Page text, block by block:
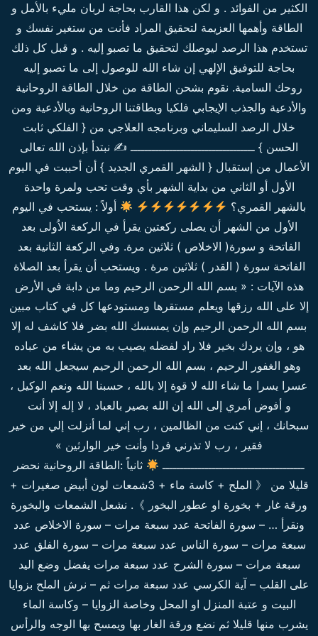
الكثير من الفوائد . و لكن هذا القارب بحاجة لربان مليء بالأمل و
الطاقة وأهمها العزيمة لتحقيق المراد فأنت من ستغير نفسك و
تستخدم هذا الرصد ليوصلك لتحقيق ما تصبو إليه . و قبل كل ذلك
بحاجة للتوفيق الإلهي إن شاء الله للوصول إلى ما تصبو إليه
روحك السامية. نقوم بشحن الطاقة من خلال الطاقة الروحانية
والأدعية والجذب الإيجابي فلكيا وبطاقتنا الروحانية وبالأدعية ومن
خلال الرصد السليماني وبرنامجه العلاجي من { الفلكي ثابت
الحسن } ـــــــــــــــــــــــــــــــــــ ✍ نبتدأ بإذن الله تعالى
الأعمال من إستقبال { الشهر القمري الجديد } أن أحببت في اليوم
الأول أو الثاني من بداية الشهر بأي وقت تحب ولمرة واحدة
بالشهر القمري؟
أولاً : يستحب في اليوم
الأول من الشهر أن يصلى ركعتين يقرأ في الركعة الاُولى بعد
الفاتحة و سورة( الاخلاص ) ثلاثين مرة. وفي الركعة الثانية بعد
الفاتحة سورة ( القدر ) ثلاثين مرة . ويستحب أن يقرأ بعد الصلاة
هذه الآيات : « بسم الله الرحمن الرحيم وما من دابة في الأرض
إلا على الله رزقها ويعلم مستقرها ومستودعها كل في كتاب مبين
بسم الله الرحمن الرحيم وإن يمسسك الله بضر فلا كاشف له إلا
هو ، وإن يردك بخير فلا راد لفضله يصيب به من يشاء من عباده
وهو الغفور الرحيم ، بسم الله الرحمن الرحيم سيجعل الله بعد
عسرا يسرا ما شاء الله لا قوة إلا بالله ، حسبنا الله ونعم الوكيل ،
و أفوض أمري إلى الله إن الله بصير بالعباد ، لا إله إلا أنت
سبحانك ، إني كنت من الظالمين ، رب إني لما أنزلت إلي من خير
فقير ، رب لا تذرني فردا وأنت خير الوارثين »
ــــــــــــــــــــــــــــــــــــــــ
ثانياً :الطاقة الروحانية نحضر
قليلا من 《 الملح + كاسة ماء + 3شمعات لون أبيض صغيرات +
ورقة غار + بخورة او عطور البخور 》. نشعل الشمعات والبخورة
ونقرأ … – سورة الفاتحة عدد سبعة مرات – سورة الاخلاص عدد
سبعة مرات – سورة الناس عدد سبعة مرات – سورة الفلق عدد
سبعة مرات – سورة الشرح عدد سبعة مرات يفضل وضع اليد
على القلب – آية الكرسي عدد سبعة مرات ثم – نرش الملح بزوايا
البيت و عتبة المنزل او المحل وخاصة الزوايا – وكاسة الماء
يشرب منها قليلا ثم نضع ورقة الغار بها ويمسح بها الوجه والرأس